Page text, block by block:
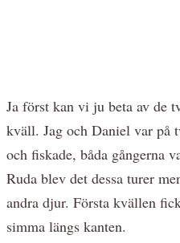
Ja först kan vi ju beta av de
kväll. Jag och Daniel var på
och fiskade, båda gångerna
Ruda blev det dessa turer
andra djur. Första kvällen
simma längs kanten.